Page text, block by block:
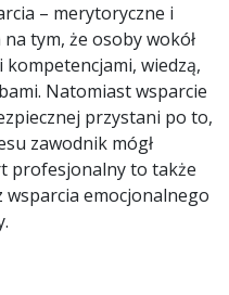
– merytoryczne i
tym, że osoby wokół
wiedzą,
Natomiast wsparcie
przystani po to,
zawodnik mógł
profesjonalny to także
wsparcia emocjonalnego